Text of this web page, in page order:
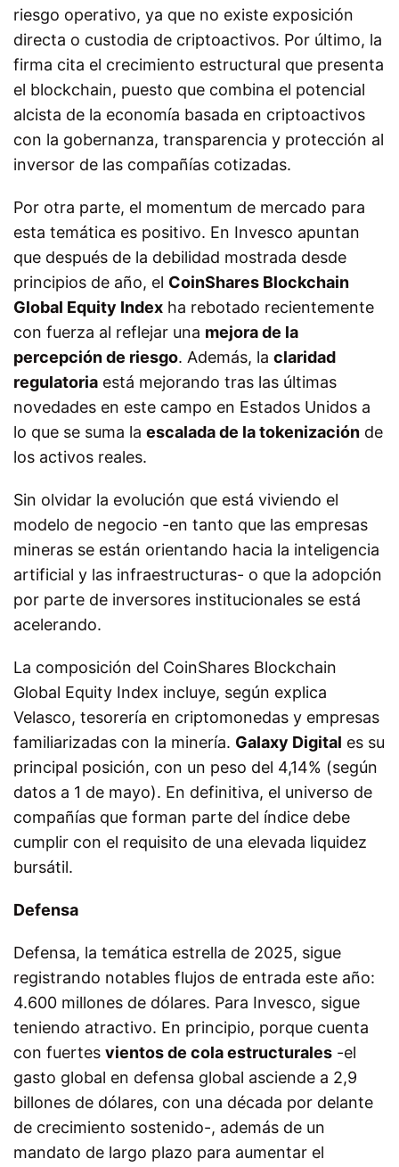
riesgo operativo, ya que no existe exposición
directa o custodia de criptoactivos. Por último, la
firma cita el crecimiento estructural que presenta
el blockchain, puesto que combina el potencial
alcista de la economía basada en criptoactivos
con la gobernanza, transparencia y protección al
inversor de las compañías cotizadas.
Por otra parte, el momentum de mercado para
esta temática es positivo. En Invesco apuntan
que después de la debilidad mostrada desde
principios de año, el CoinShares Blockchain
Global Equity Index ha rebotado recientemente
con fuerza al reflejar una mejora de la
percepción de riesgo. Además, la claridad
regulatoria está mejorando tras las últimas
novedades en este campo en Estados Unidos a
lo que se suma la escalada de la tokenización de
los activos reales.
Sin olvidar la evolución que está viviendo el
modelo de negocio -en tanto que las empresas
mineras se están orientando hacia la inteligencia
artificial y las infraestructuras- o que la adopción
por parte de inversores institucionales se está
acelerando.
La composición del CoinShares Blockchain
Global Equity Index incluye, según explica
Velasco, tesorería en criptomonedas y empresas
familiarizadas con la minería. Galaxy Digital es su
principal posición, con un peso del 4,14% (según
datos a 1 de mayo). En definitiva, el universo de
compañías que forman parte del índice debe
cumplir con el requisito de una elevada liquidez
bursátil.
Defensa
Defensa, la temática estrella de 2025, sigue
registrando notables flujos de entrada este año:
4.600 millones de dólares. Para Invesco, sigue
teniendo atractivo. En principio, porque cuenta
con fuertes vientos de cola estructurales -el
gasto global en defensa global asciende a 2,9
billones de dólares, con una década por delante
de crecimiento sostenido-, además de un
mandato de largo plazo para aumentar el